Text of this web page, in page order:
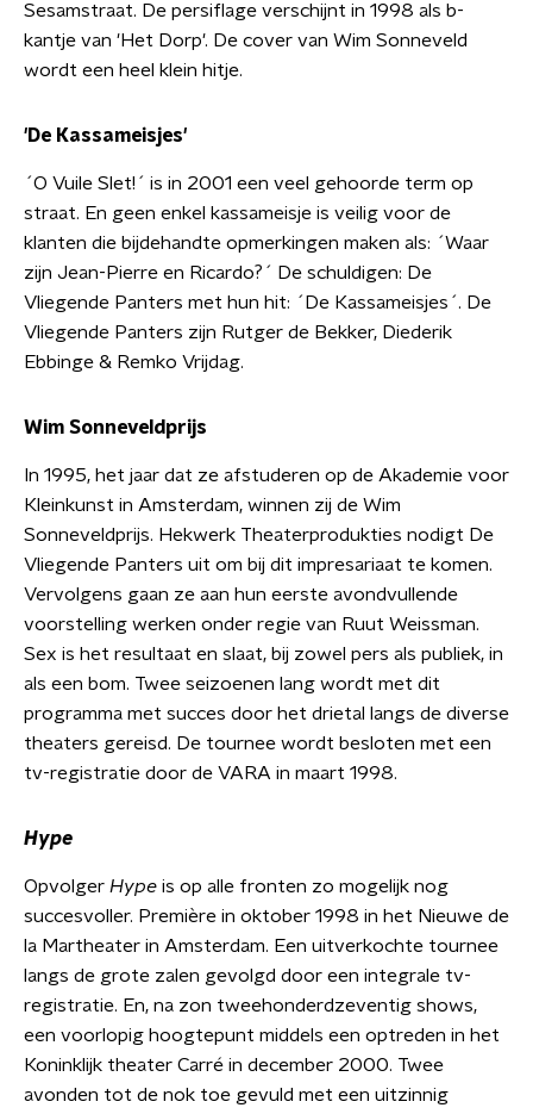
Sesamstraat. De persiflage verschijnt in 1998 als b-
kantje van 'Het Dorp'. De cover van Wim Sonneveld
wordt een heel klein hitje.
'De Kassameisjes'
´O Vuile Slet!´ is in 2001 een veel gehoorde term op
straat. En geen enkel kassameisje is veilig voor de
klanten die bijdehandte opmerkingen maken als: ´Waar
zijn Jean-Pierre en Ricardo?´ De schuldigen: De
Vliegende Panters met hun hit: ´De Kassameisjes´. De
Vliegende Panters zijn Rutger de Bekker, Diederik
Ebbinge & Remko Vrijdag.
Wim Sonneveldprijs
In 1995, het jaar dat ze afstuderen op de Akademie voor
Kleinkunst in Amsterdam, winnen zij de Wim
Sonneveldprijs. Hekwerk Theaterprodukties nodigt De
Vliegende Panters uit om bij dit impresariaat te komen.
Vervolgens gaan ze aan hun eerste avondvullende
voorstelling werken onder regie van Ruut Weissman.
Sex is het resultaat en slaat, bij zowel pers als publiek, in
als een bom. Twee seizoenen lang wordt met dit
programma met succes door het drietal langs de diverse
theaters gereisd. De tournee wordt besloten met een
tv-registratie door de VARA in maart 1998.
Hype
Opvolger Hype is op alle fronten zo mogelijk nog
succesvoller. Première in oktober 1998 in het Nieuwe de
la Martheater in Amsterdam. Een uitverkochte tournee
langs de grote zalen gevolgd door een integrale tv-
registratie. En, na zon tweehonderdzeventig shows,
een voorlopig hoogtepunt middels een optreden in het
Koninklijk theater Carré in december 2000. Twee
avonden tot de nok toe gevuld met een uitzinnig